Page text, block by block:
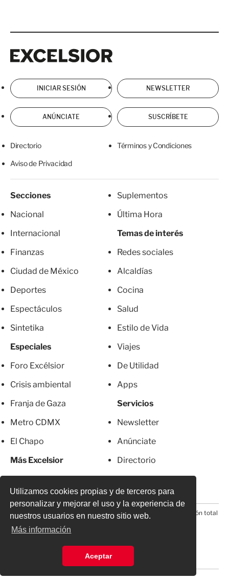
Utilizamos cookies propias y de terceros para
personalizar y mejorar el uso y la experiencia de
nuestros usuarios en nuestro sitio web.
Más información
Aceptar
INICIAR SESIÓN NEWSLETTER
ANÚNCIATE SUSCRÍBETE
Directorio Términos y Condiciones
Aviso de Privacidad
Secciones
Nacional
Internacional
Finanzas
Ciudad de México
Deportes
Espectáculos
Sintetika
Especiales
Foro Excélsior
Crisis ambiental
Franja de Gaza
Metro CDMX
El Chapo
Más Excelsior
Mujeres
Suplementos
Última Hora
Temas de interés
Redes sociales
Alcaldías
Cocina
Salud
Estilo de Vida
Viajes
De Utilidad
Apps
Servicios
Newsletter
Anúnciate
Directorio
Suscripciones
© 2026 Todos los derechos reservados. Prohibida la reproducción total
o parcial, incluyendo cualquier medio electrónico*